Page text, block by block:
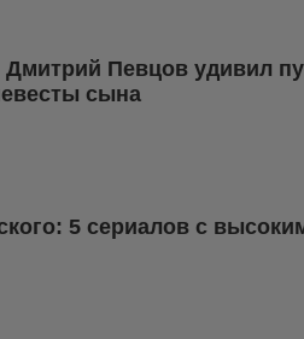
Певцов удивил
сына
5 сериалов с